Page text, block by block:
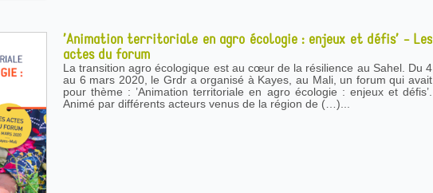
’Animation territoriale en agro écologie : enjeux et défis’ - Les
actes du forum
La transition agro écologique est au cœur de la résilience au Sahel. Du 4
au 6 mars 2020, le Grdr a organisé à Kayes, au Mali, un forum qui avait
pour thème : ’Animation territoriale en agro écologie : enjeux et défis’.
Animé par différents acteurs venus de la région de (…)...